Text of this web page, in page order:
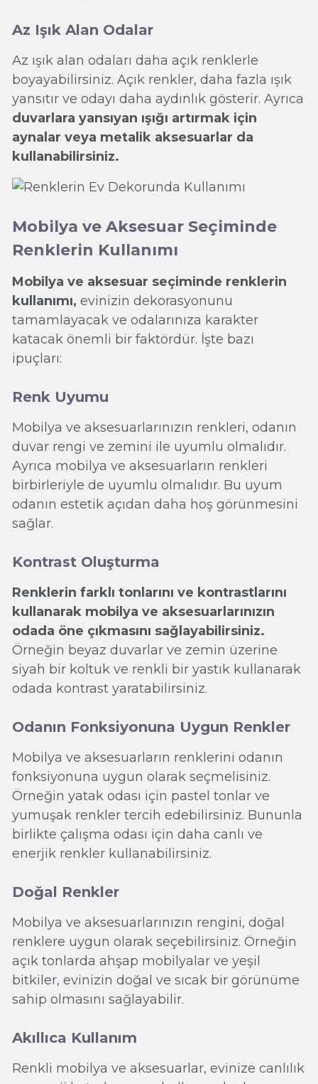
Az Işık Alan Odalar
Az ışık alan odaları daha açık renklerle
boyayabilirsiniz. Açık renkler, daha fazla ışık
yansıtır ve odayı daha aydınlık gösterir. Ayrıca
duvarlara yansıyan ışığı artırmak için
aynalar veya metalik aksesuarlar da
kullanabilirsiniz.
Mobilya ve Aksesuar Seçiminde
Renklerin Kullanımı
Mobilya ve aksesuar seçiminde renklerin
kullanımı, evinizin dekorasyonunu
tamamlayacak ve odalarınıza karakter
katacak önemli bir faktördür. İşte bazı
ipuçları:
Renk Uyumu
Mobilya ve aksesuarlarınızın renkleri, odanın
duvar rengi ve zemini ile uyumlu olmalıdır.
Ayrıca mobilya ve aksesuarların renkleri
birbirleriyle de uyumlu olmalıdır. Bu uyum
odanın estetik açıdan daha hoş görünmesini
sağlar.
Kontrast Oluşturma
Renklerin farklı tonlarını ve kontrastlarını
kullanarak mobilya ve aksesuarlarınızın
odada öne çıkmasını sağlayabilirsiniz.
Örneğin beyaz duvarlar ve zemin üzerine
siyah bir koltuk ve renkli bir yastık kullanarak
odada kontrast yaratabilirsiniz.
Odanın Fonksiyonuna Uygun Renkler
Mobilya ve aksesuarların renklerini odanın
fonksiyonuna uygun olarak seçmelisiniz.
Örneğin yatak odası için pastel tonlar ve
yumuşak renkler tercih edebilirsiniz. Bununla
birlikte çalışma odası için daha canlı ve
enerjik renkler kullanabilirsiniz.
Doğal Renkler
Mobilya ve aksesuarlarınızın rengini, doğal
renklere uygun olarak seçebilirsiniz. Örneğin
açık tonlarda ahşap mobilyalar ve yeşil
bitkiler, evinizin doğal ve sıcak bir görünüme
sahip olmasını sağlayabilir.
Akıllıca Kullanım
Renkli mobilya ve aksesuarlar, evinize canlılık